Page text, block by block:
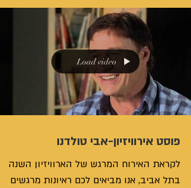
Load video
פוסט אירוויזיון-אבי טולדנו
לקראת האירוח המרגש של הארוויזיון השנה
בתל אביב, אנו מביאים לכם ראיונות מרגשים